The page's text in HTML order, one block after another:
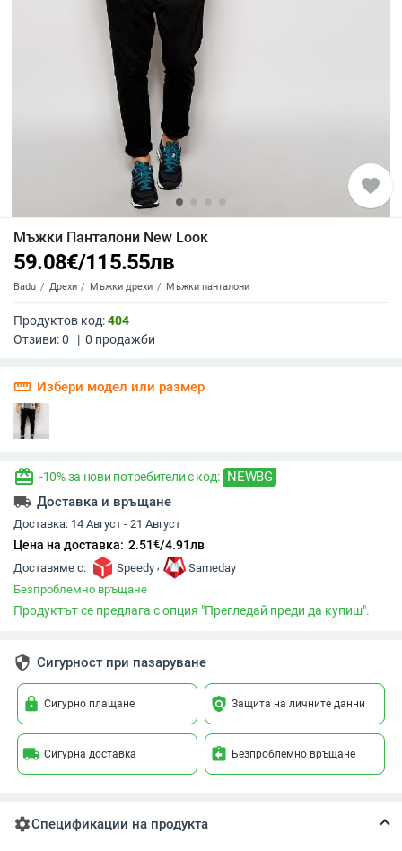
favorite
Мъжки Панталони New Lоок
59.08€/115.55лв
Badu Дрехи Мъжки дрехи Мъжки панталони
Продуктов код:404
Отзиви:0 | 0 продажби
straighten Избери модел или размер
redeem -10% за нови потребители с код: NEWBG
local_shipping Доставка и връщане
Доставка: 14 Август - 21 Август
Цена на доставка: 2.51€/4.91лв
Доставяме с: Speedy ,
Sameday
Безпроблемно връщане
Продуктът се предлага с опция "Прегледай преди да купиш".
security Сигурност при пазаруване
lock Сигурно плащане policy Защита на личните данни
local_shipping Сигурна доставка assignment_return Безпроблемно връщане
settingsСпецификации на продукта